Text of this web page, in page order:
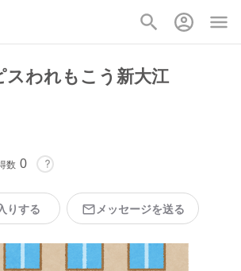
スわれもこう新大江
数 0
りする メッセージを送る